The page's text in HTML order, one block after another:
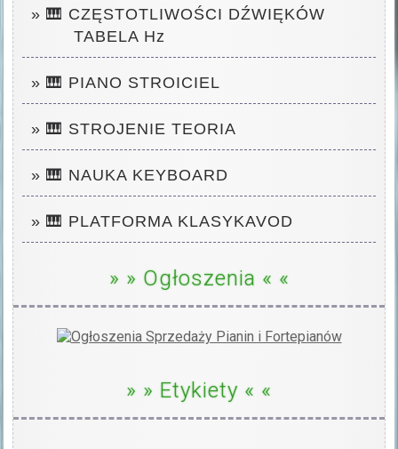
» 🎹 CZĘSTOTLIWOŚCI DŹWIĘKÓW
TABELA Hz
» 🎹 PIANO STROICIEL
» 🎹 STROJENIE TEORIA
» 🎹 NAUKA KEYBOARD
» 🎹 PLATFORMA KLASYKAVOD
» » Ogłoszenia « «
» » Etykiety « «